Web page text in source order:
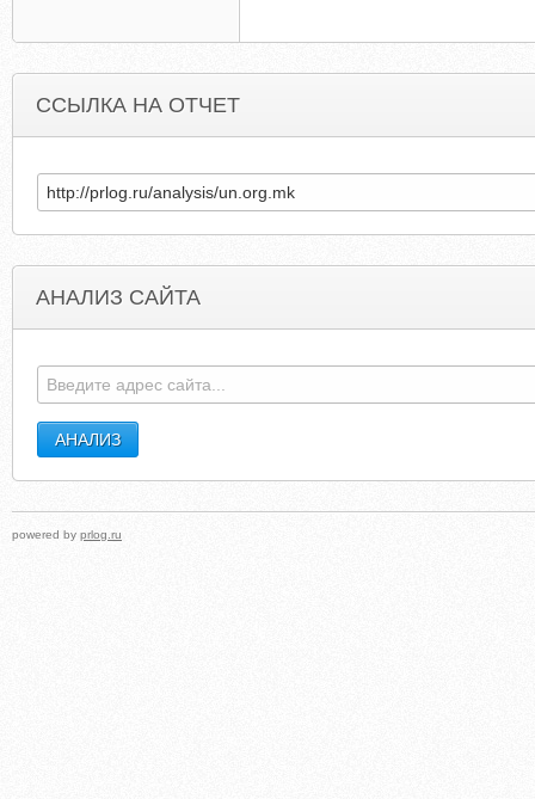
ССЫЛКА НА ОТЧЕТ
АНАЛИЗ САЙТА
powered by prlog.ru